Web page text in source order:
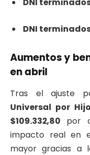
DNI
DNI
Aumentos y
en abril
Tras el ajuste
Universal por
$109.332,80 por
impacto real en
mayor gracias a